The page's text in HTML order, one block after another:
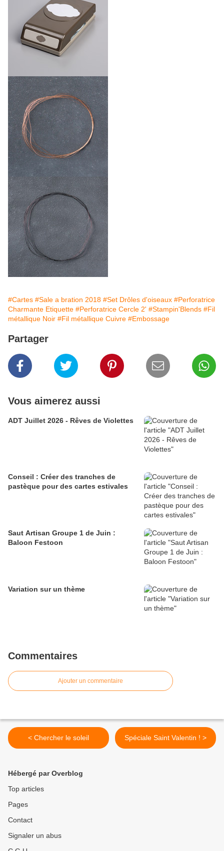
#Cartes #Sale a bration 2018 #Set Drôles d'oiseaux #Perforatrice
Charmante Etiquette #Perforatrice Cercle 2' #Stampin'Blends #Fil
métallique Noir #Fil métallique Cuivre #Embossage
Partager
Vous aimerez aussi
ADT Juillet 2026 - Rêves de Violettes
Conseil : Créer des tranches de
pastèque pour des cartes estivales
Saut Artisan Groupe 1 de Juin :
Baloon Festoon
Variation sur un thème
Commentaires
Ajouter un commentaire
< Chercher le soleil Spéciale Saint Valentin ! >
Hébergé par Overblog
Top articles
Pages
Contact
Signaler un abus